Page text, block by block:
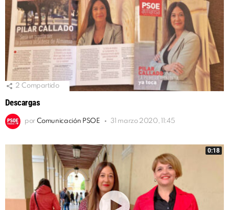
2 Compartido
Descargas
por Comunicación PSOE 31 marzo 2020, 11:45
0:18